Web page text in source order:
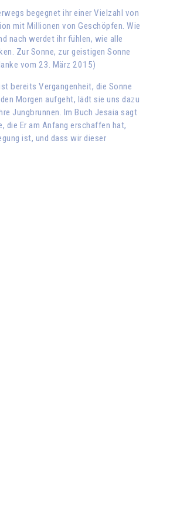
begegnet ihr einer Vielzahl von
mit Millionen von Geschöpfen. Wie
nach werdet ihr fühlen, wie alle
Zur Sonne, zur geistigen Sonne
vom 23. März 2015)
bereits Vergangenheit, die Sonne
Morgen aufgeht, lädt sie uns dazu
Jungbrunnen. Im Buch Jesaia sagt
die Er am Anfang erschaffen hat,
ist, und dass wir dieser